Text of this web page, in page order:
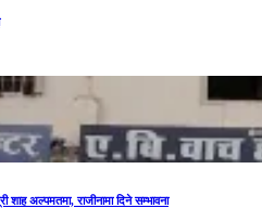
अल्पमतमा, राजीनामा दिने सम्भावना